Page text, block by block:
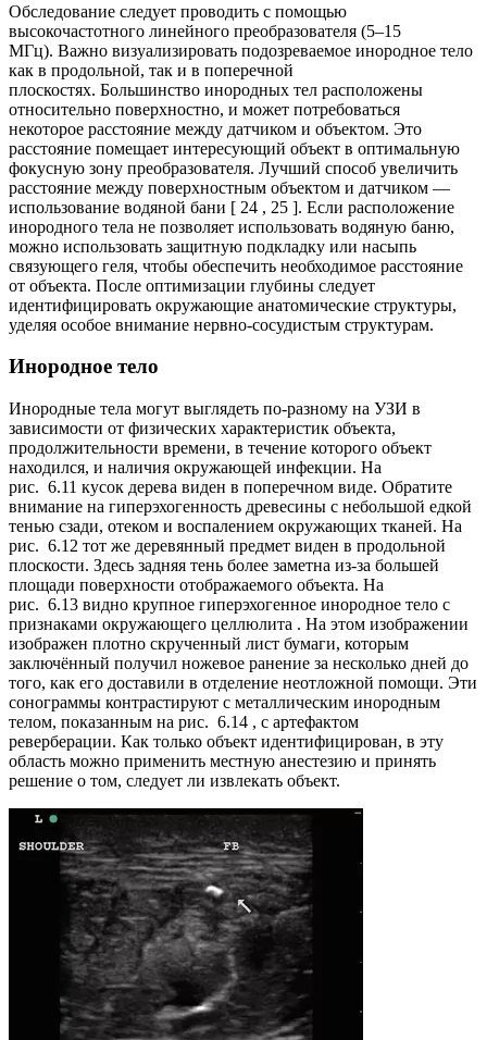
Обследование следует проводить с помощью
высокочастотного линейного преобразователя (5–15
МГц). Важно визуализировать подозреваемое инородное тело
как в продольной, так и в поперечной
плоскостях. Большинство инородных тел расположены
относительно поверхностно, и может потребоваться
некоторое расстояние между датчиком и объектом. Это
расстояние помещает интересующий объект в оптимальную
фокусную зону преобразователя. Лучший способ увеличить
расстояние между поверхностным объектом и датчиком —
использование водяной бани [ 24 , 25 ]. Если расположение
инородного тела не позволяет использовать водяную баню,
можно использовать защитную подкладку или насыпь
связующего геля, чтобы обеспечить необходимое расстояние
от объекта. После оптимизации глубины следует
идентифицировать окружающие анатомические структуры,
уделяя особое внимание нервно-сосудистым структурам.
Инородное тело
Инородные тела могут выглядеть по-разному на УЗИ в
зависимости от физических характеристик объекта,
продолжительности времени, в течение которого объект
находился, и наличия окружающей инфекции. На
рис. 6.11 кусок дерева виден в поперечном виде. Обратите
внимание на гиперэхогенность древесины с небольшой едкой
тенью сзади, отеком и воспалением окружающих тканей. На
рис. 6.12 тот же деревянный предмет виден в продольной
плоскости. Здесь задняя тень более заметна из-за большей
площади поверхности отображаемого объекта. На
рис. 6.13 видно крупное гиперэхогенное инородное тело с
признаками окружающего целлюлита . На этом изображении
изображен плотно скрученный лист бумаги, которым
заключённый получил ножевое ранение за несколько дней до
того, как его доставили в отделение неотложной помощи. Эти
сонограммы контрастируют с металлическим инородным
телом, показанным на рис. 6.14 , с артефактом
реверберации. Как только объект идентифицирован, в эту
область можно применить местную анестезию и принять
решение о том, следует ли извлекать объект.